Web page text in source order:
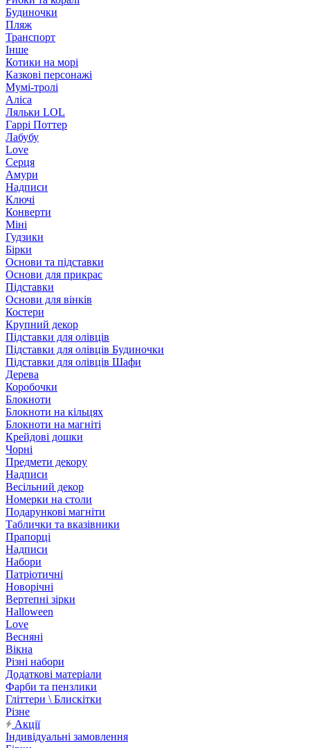
Будиночки
Пляж
Транспорт
Інше
Котики на морі
Казкові персонажі
Мумі-тролі
Аліса
Ляльки LOL
Гаррі Поттер
Лабубу
Love
Серця
Амури
Надписи
Ключі
Конверти
Міні
Гудзики
Бірки
Основи та підставки
Основи для прикрас
Підставки
Основи для вінків
Костери
Крупний декор
Підставки для олівців
Підставки для олівців Будиночки
Підставки для олівців Шафи
Дерева
Коробочки
Блокноти
Блокноти на кільцях
Блокноти на магніті
Крейдові дошки
Чорні
Предмети декору
Надписи
Весільний декор
Номерки на столи
Подарункові магніти
Таблички та вказівники
Прапорці
Надписи
Набори
Патріотичні
Новорічні
Вертепні зірки
Halloween
Love
Весняні
Вікна
Різні набори
Додаткові матеріали
Фарби та пензлики
Гліттери \ Блискітки
Різне
Акції
Індивідуальні замовлення